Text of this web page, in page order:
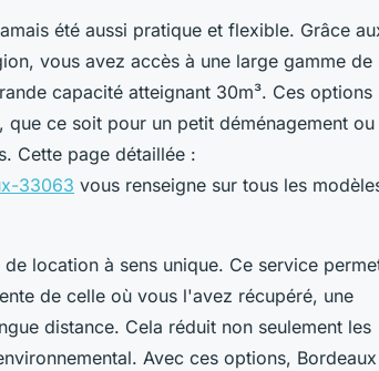
été aussi pratique et flexible. Grâce
vous avez accès à une large gamme de
capacité atteignant 30m³. Ces options
ce soit pour un petit déménagement
Cette page détaillée :
33063 vous renseigne sur tous les
location à sens unique. Ce service
de celle où vous l'avez récupéré, une
distance. Cela réduit non seulement les
Avec ces options, Bordeaux